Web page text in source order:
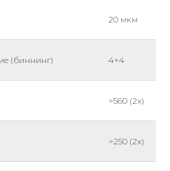
20 мкм
(биннинг) 4×4
>560 (2x)
>250 (2x)